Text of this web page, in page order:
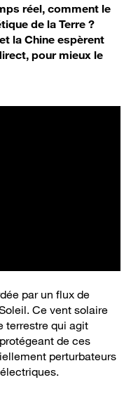
réel, comment le
de la Terre ?
la Chine espèrent
pour mieux le
par un flux de
Ce vent solaire
terrestre qui agit
de ces
perturbateurs